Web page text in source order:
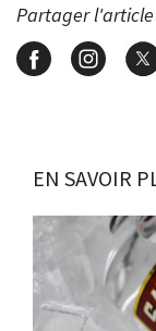
Partager l'article
EN SAVOIR